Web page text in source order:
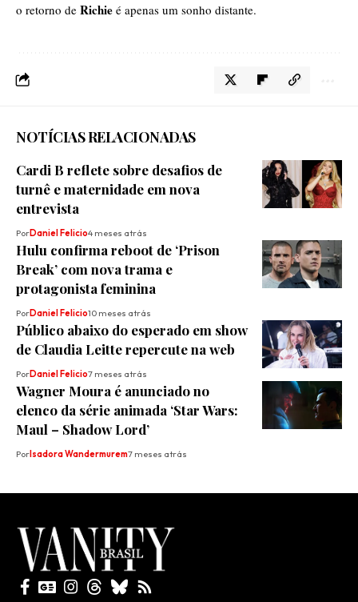
o retorno de Richie é apenas um sonho distante.
NOTÍCIAS RELACIONADAS
Cardi B reflete sobre desafios de
turnê e maternidade em nova
entrevista
PorDaniel Felicio4 meses atrás
Hulu confirma reboot de ‘Prison
Break’ com nova trama e
protagonista feminina
PorDaniel Felicio10 meses atrás
Público abaixo do esperado em show
de Claudia Leitte repercute na web
PorDaniel Felicio7 meses atrás
Wagner Moura é anunciado no
elenco da série animada ‘Star Wars:
Maul – Shadow Lord’
Por Isadora Wandermurem7 meses atrás